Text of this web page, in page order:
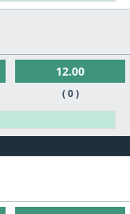
12.00
( 0 )